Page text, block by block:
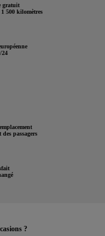
gratuit
500 kilomètres
24
passagers
?